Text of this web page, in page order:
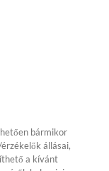
bármikor
állásai,
a kívánt